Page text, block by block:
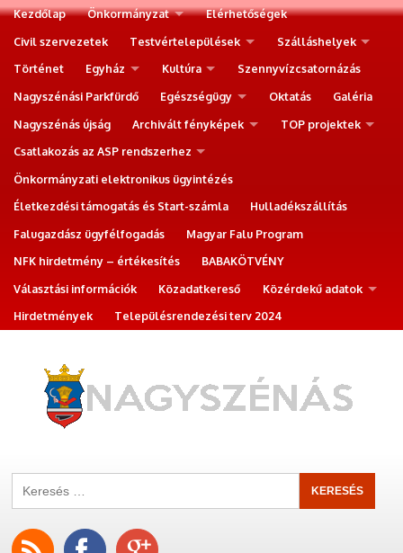
Kezdőlap Önkormányzat
Elérhetőségek
Civil szervezetek
Testvértelepülések
Szálláshelyek
Történet
Egyház Kultúra
Szennyvízcsatornázás
Nagyszénási Parkfürdő
Egészségügy Oktatás
Galéria
Nagyszénás újság
Archivált fényképek
TOP projektek
Csatlakozás az ASP rendszerhez
Önkormányzati elektronikus ügyintézés
Életkezdési támogatás és Start-számla
Hulladékszállítás
Falugazdász ügyfélfogadás
Magyar Falu Program
NFK hirdetmény – értékesítés
BABAKÖTVÉNY
Választási információk
Közadatkereső
Közérdekű adatok
Hirdetmények
Településrendezési terv 2024